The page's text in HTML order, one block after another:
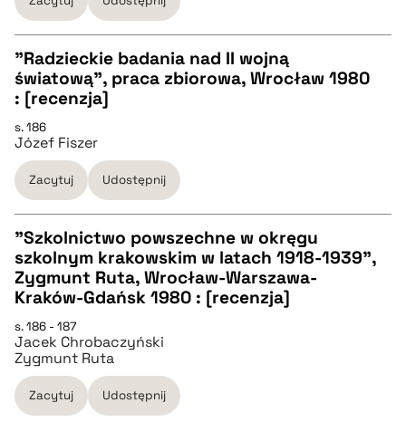
BIBTEX
pobierz cytat
CZYSTY TEKST
pobierz cytat
BIBTEX
pobierz cytat
"Radzieckie badania nad II wojną
światową", praca zbiorowa, Wrocław 1980
: [recenzja]
s. 186
Józef Fiszer
Zacytuj Udostępnij
CZYSTY TEKST
pobierz cytat
BIBTEX
"Szkolnictwo powszechne w okręgu
szkolnym krakowskim w latach 1918-1939",
Zygmunt Ruta, Wrocław-Warszawa-
Kraków-Gdańsk 1980 : [recenzja]
s. 186 - 187
Jacek Chrobaczyński
Zygmunt Ruta
Zacytuj Udostępnij